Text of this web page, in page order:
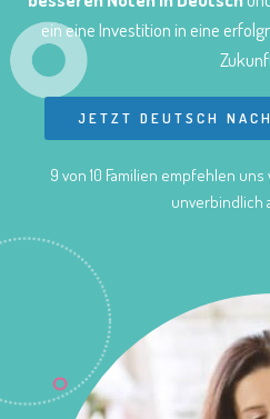
ein eine Investition in eine
JETZT DEUTSCH
9 von 10 Familien empfehlen
unverbindlich